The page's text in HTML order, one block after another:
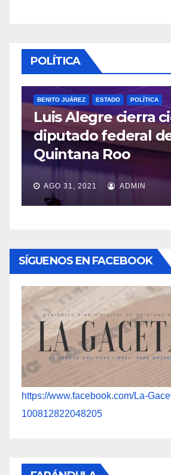
POLÍTICA
BENITO JUÁREZ ESTADO POLÍTICA
Luis Alegre cierra
diputado federal
Quintana Roo
AGO 31, 2021 ADMIN
SÍGUENOS EN FACEBOOK
https://www.facebook.com/La-
100812822048205